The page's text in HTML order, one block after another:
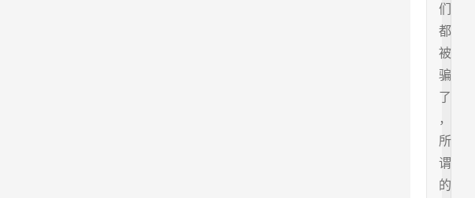
们
都
被
骗
了
，
所
谓
的